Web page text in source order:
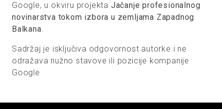
Google, u okviru projekta Jačanje profesionalnog
novinarstva tokom izbora u zemljama Zapadnog
Balkana.
Sadržaj je isključiva odgovornost autorke i ne
odražava nužno stavove ili pozicije kompanije
Google